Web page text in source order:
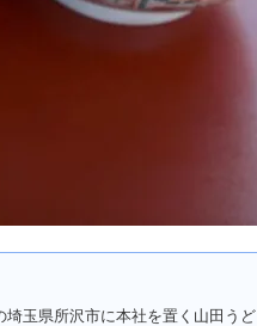
玉県所沢市に本社を置く山田うど